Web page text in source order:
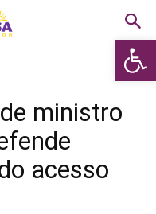
Abrir
ministro
acesso